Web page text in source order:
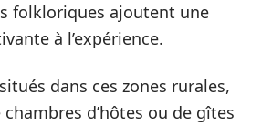
folkloriques ajoutent une
à l’expérience.
dans ces zones rurales,
chambres d’hôtes ou de gîtes